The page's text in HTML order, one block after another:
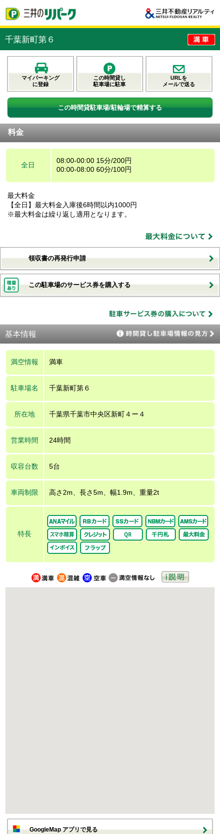
千葉新町第６
マイパーキング
に登録
この時間貸し
駐車場に駐車
URLを
メールで送る
この時間貸駐車場/駐輪場で精算する
料金
全日
08:00-00:00 15分/200円
00:00-08:00 60分/100円
最大料金
【全日】最大料金入庫後6時間以内1000円
※最大料金は繰り返し適用となります。
領収書の再発行申請
この駐車場のサービス券を購入する
基本情報
満空情報 満車
駐車場名 千葉新町第６
所在地 千葉県千葉市中央区新町４ー４
営業時間 24時間
収容台数 5台
車両制限 高さ2m、長さ5m、幅1.9m、重量2t
特長
GoogleMap アプリで見る